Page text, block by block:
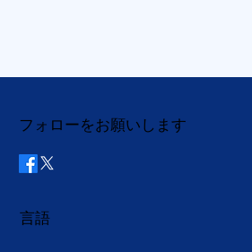
フォローをお願いします
言語